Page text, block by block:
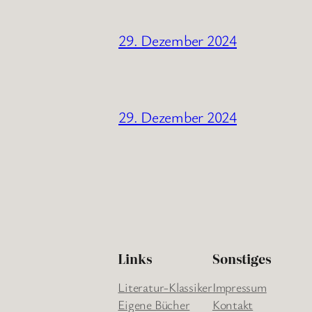
29. Dezember 2024
29. Dezember 2024
Links
Literatur-Klassiker
Eigene Bücher
Sonstiges
Impressum
Kontakt